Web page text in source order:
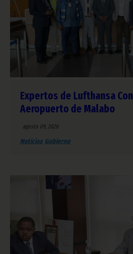
Expertos de Lufthansa
Aeropuerto de Malabo
agosto 09, 2026
Noticias Gobierno